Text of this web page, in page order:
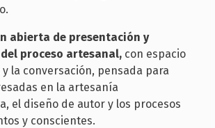
abierta de presentación y
proceso artesanal, con espacio
la conversación, pensada para
en la artesanía
el diseño de autor y los procesos
y conscientes.